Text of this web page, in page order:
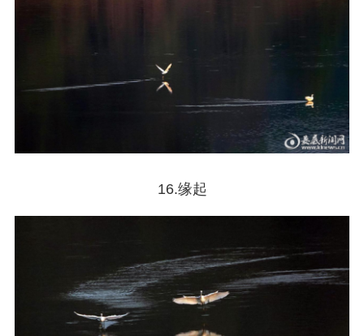
16.缘起